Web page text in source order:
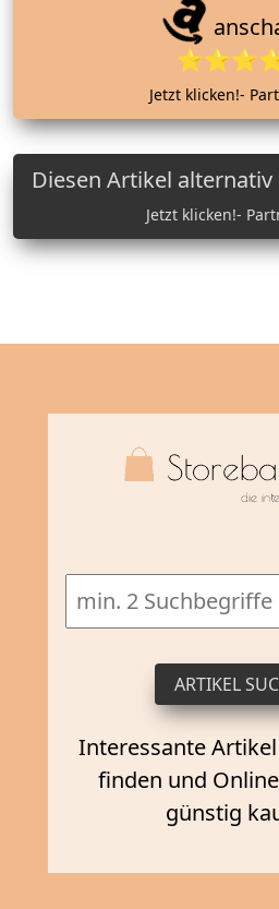
Jetzt klicken!-
Diesen Artikel alternativ
Jetzt klicken!-
Interessante
finden und
günstig